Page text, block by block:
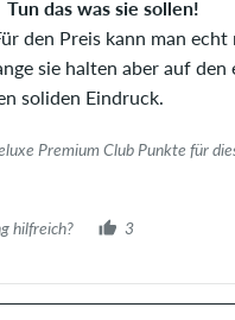
Tun das was sie sollen!
den Preis kann man echt
sie halten aber auf den
soliden Eindruck.
Premium Club Punkte für
hilfreich? 3